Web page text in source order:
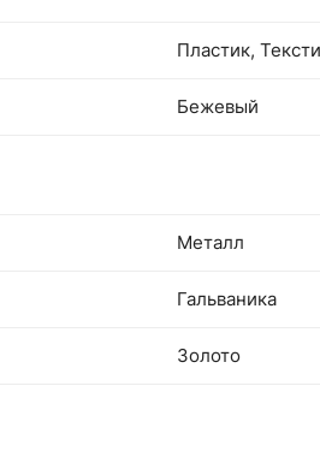
Пластик,
Бежевый
Металл
Гальваника
Золото